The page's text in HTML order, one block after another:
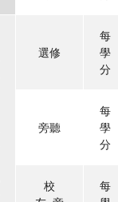
選修
每
學
分
旁聽
每
學
分
校
每